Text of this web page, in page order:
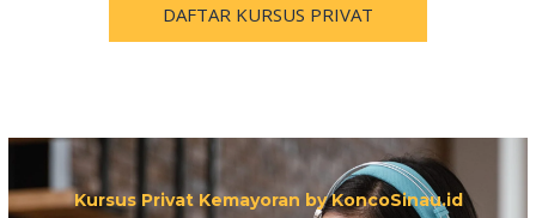
DAFTAR KURSUS PRIVAT
Kursus Privat Kemayoran by KoncoSinau.id